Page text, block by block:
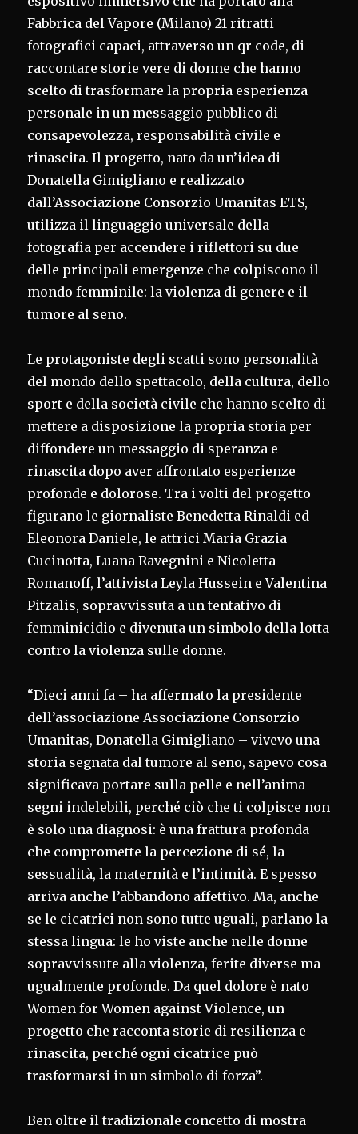
Fabbrica del Vapore (Milano) 21 ritratti
fotografici capaci, attraverso un qr code, di
raccontare storie vere di donne che hanno
scelto di trasformare la propria esperienza
personale in un messaggio pubblico di
consapevolezza, responsabilità civile e
rinascita. Il progetto, nato da un’idea di
Donatella Gimigliano e realizzato
dall’Associazione Consorzio Umanitas ETS,
utilizza il linguaggio universale della
fotografia per accendere i riflettori su due
delle principali emergenze che colpiscono il
mondo femminile: la violenza di genere e il
tumore al seno.
Le protagoniste degli scatti sono personalità
del mondo dello spettacolo, della cultura, dello
sport e della società civile che hanno scelto di
mettere a disposizione la propria storia per
diffondere un messaggio di speranza e
rinascita dopo aver affrontato esperienze
profonde e dolorose. Tra i volti del progetto
figurano le giornaliste Benedetta Rinaldi ed
Eleonora Daniele, le attrici Maria Grazia
Cucinotta, Luana Ravegnini e Nicoletta
Romanoff, l’attivista Leyla Hussein e Valentina
Pitzalis, sopravvissuta a un tentativo di
femminicidio e divenuta un simbolo della lotta
contro la violenza sulle donne.
“Dieci anni fa – ha affermato la presidente
dell’associazione Associazione Consorzio
Umanitas, Donatella Gimigliano – vivevo una
storia segnata dal tumore al seno, sapevo cosa
significava portare sulla pelle e nell’anima
segni indelebili, perché ciò che ti colpisce non
è solo una diagnosi: è una frattura profonda
che compromette la percezione di sé, la
sessualità, la maternità e l’intimità. E spesso
arriva anche l’abbandono affettivo. Ma, anche
se le cicatrici non sono tutte uguali, parlano la
stessa lingua: le ho viste anche nelle donne
sopravvissute alla violenza, ferite diverse ma
ugualmente profonde. Da quel dolore è nato
Women for Women against Violence, un
progetto che racconta storie di resilienza e
rinascita, perché ogni cicatrice può
trasformarsi in un simbolo di forza”.
Ben oltre il tradizionale concetto di mostra